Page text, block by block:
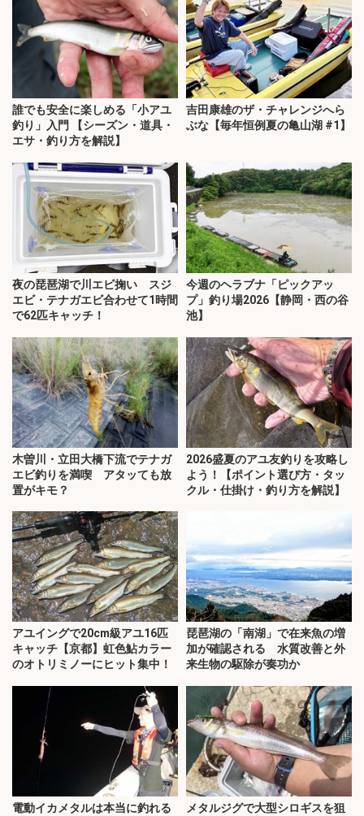
誰でも安全に楽しめる「小アユ
釣り」入門 【シーズン・道具・
エサ・釣り方を解説】
吉田康雄のザ・チャレンジへら
ぶな【毎年恒例夏の亀山湖 #1】
夜の琵琶湖で川エビ掬い スジ
エビ・テナガエビ合わせて1時間
で62匹キャッチ！
今週のヘラブナ「ピックアッ
プ」釣り場2026【静岡・西の谷
池】
木曽川・立田大橋下流でテナガ
エビ釣りを満喫 アタッても放
置がキモ？
2026盛夏のアユ友釣りを攻略し
よう！【ポイント選び方・タッ
クル・仕掛け・釣り方を解説】
アユイングで20cm級アユ16匹
キャッチ【京都】虹色鮎カラー
のオトリミノーにヒット集中！
琵琶湖の「南湖」で在来魚の増
加が確認される 水質改善と外
来生物の駆除が奏功か
電動イカメタルは本当に釣れる
メタルジグで大型シロギスを狙